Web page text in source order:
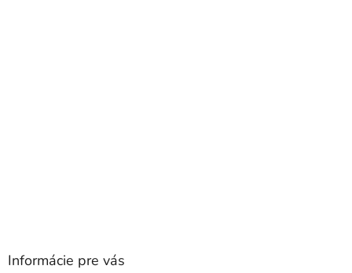
Informácie pre vás